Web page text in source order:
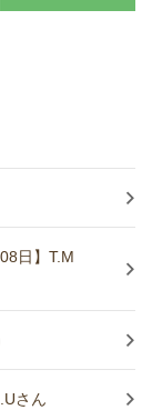
日】T.M
さん